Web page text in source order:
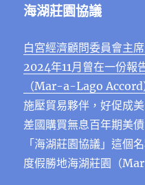
海湖莊園協議
白宮經濟顧問委員會主
2024年11月曾在一份報
（Mar-a-Lago Accord
施壓貿易夥伴，好促成
差國購買無息百年期美
「海湖莊園協議」這個
度假勝地海湖莊園（